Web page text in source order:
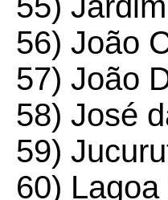
56) João
57) João
58) José
59)
60) Lagoa